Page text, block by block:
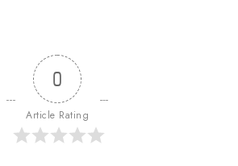
0
Article Rating